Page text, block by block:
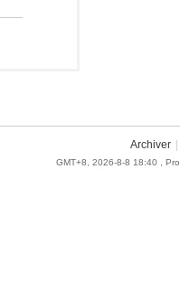
Archiver
GMT+8, 2026-8-8 18:40 ,